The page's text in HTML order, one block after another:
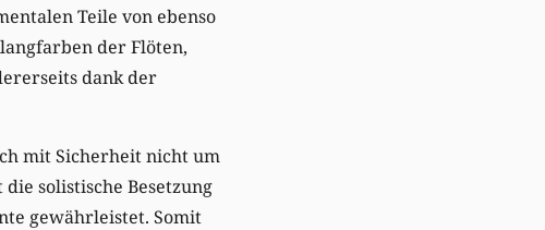
Teile von ebenso
der Flöten,
dank der
mit Sicherheit nicht um
solistische Besetzung
gewährleistet. Somit